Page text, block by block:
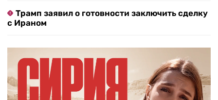
Трамп заявил о готовности заключить сделку
с Ираном